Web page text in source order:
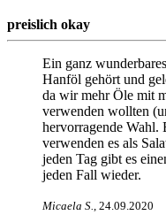
preislich okay
Ein ganz
Hanföl gehört und
da wir mehr Öle mit
verwenden wollten
hervorragende
verwenden es als
jeden Tag gibt es
jeden Fall wieder.
Micaela S., 24.09.2020